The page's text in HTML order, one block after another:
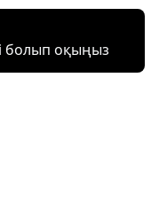
болып оқыңыз